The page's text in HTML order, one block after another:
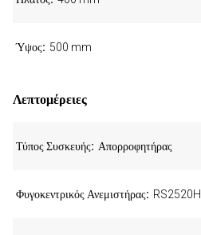
Ύψος 500 mm
Λεπτομέρειες
Τύπος Συσκευής Απορροφητήρας
Φυγοκεντρικός Ανεμιστήρας RS2520H